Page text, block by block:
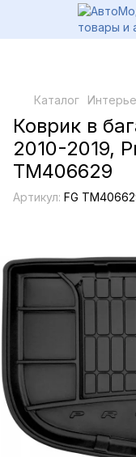
Каталог
Коврик в
2010-2019,
TM406629
Артикул: FG